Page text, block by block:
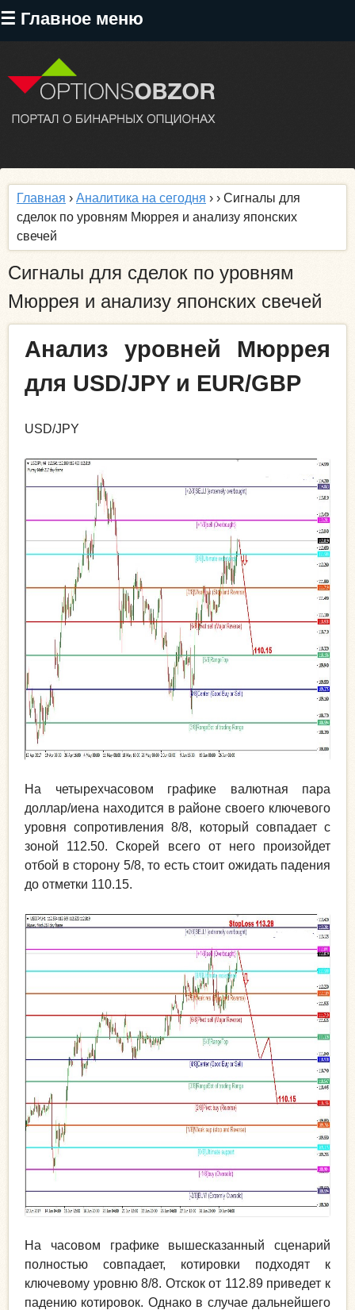
☰ Главное меню
Перейти
содержанию
Главная › Аналитика на сегодня › › Сигналы для
сделок по уровням Мюррея и анализу японских
свечей
Сигналы для сделок по уровням
Мюррея и анализу японских свечей
Анализ уровней Мюррея
для USD/JPY и EUR/GBP
USD/JPY
На четырехчасовом графике валютная пара
доллар/иена находится в районе своего ключевого
уровня сопротивления 8/8, который совпадает с
зоной 112.50. Скорей всего от него произойдет
отбой в сторону 5/8, то есть стоит ожидать падения
до отметки 110.15.
На часовом графике вышесказанный сценарий
полностью совпадает, котировки подходят к
ключевому уровню 8/8. Отскок от 112.89 приведет к
падению котировок. Однако в случае дальнейшего